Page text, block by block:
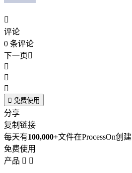

评论
0 条评论
下一页



 免费使用
分享
复制链接
每天有100,000+文件在ProcessOn创建
免费使用
产品  